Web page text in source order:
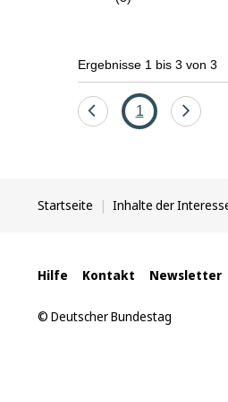
Ergebnisse 1 bis 3 von 3
Eine
Seite
1
Eine
befinden
Startseite Inhalte der
Interne
Links
Hilfe Kontakt Newsletter
© Deutscher Bundestag